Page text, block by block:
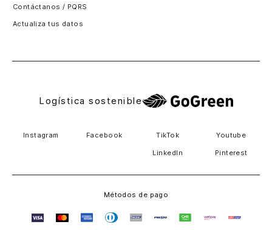
Contáctanos / PQRS
Actualiza tus datos
Logística sostenible
Instagram Facebook TikTok Youtube
LinkedIn Pinterest
Métodos de pago